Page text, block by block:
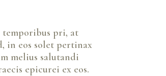
temporibus pri, at
in eos solet pertinax
melius salutandi
epicurei ex eos.